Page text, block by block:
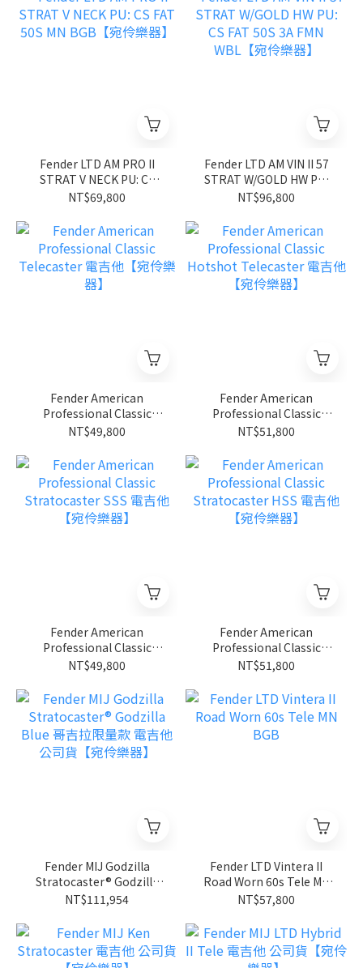
Fender LTD AM PRO II
STRAT V NECK PU: CS
FAT 50S MN BGB【宛伶樂
NT$69,800
Fender LTD AM VIN II 57
STRAT W/GOLD HW PU:
CS FAT 50S 3A FMN
NT$96,800
Fender American
Professional Classic
Telecaster 電吉他【宛伶
NT$49,800
Fender American
Professional Classic
Hotshot Telecaster 電吉
NT$51,800
Fender American
Professional Classic
Stratocaster SSS 電吉他
NT$49,800
Fender American
Professional Classic
Stratocaster HSS 電吉他
NT$51,800
Fender MIJ Godzilla
Stratocaster® Godzilla
Blue 哥吉拉限量款 電吉他
NT$111,954
Fender LTD Vintera II
Road Worn 60s Tele MN
BGB
NT$57,800